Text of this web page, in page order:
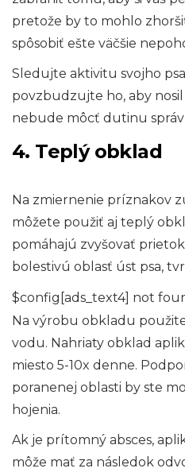
pretože by to mohlo
spôsobiť ešte väčšie
Sledujte aktivitu svojho
povzbudzujte ho, aby
nebude môcť dutinu
4. Teplý obklad
Na zmiernenie príznakov
môžete použiť aj teplý
pomáhajú zvyšovať
bolestivú oblasť úst psa,
$config[ads_text4] not
Na výrobu obkladu
vodu. Nahriaty obklad
miesto 5-10x denne.
poranenej oblasti by ste
hojenia.
Ak je prítomný absces,
môže mať za následok